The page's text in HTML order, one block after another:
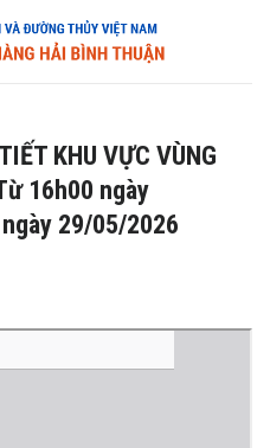
KHU VỰC VÙNG
16h00 ngày
29/05/2026